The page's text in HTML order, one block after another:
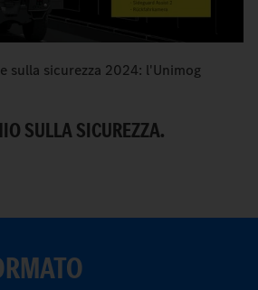
sulla sicurezza 2024: l'Unimog
SULLA SICUREZZA.